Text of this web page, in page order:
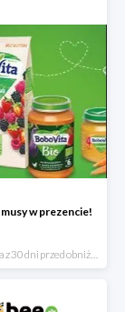
w prezencie!
*najniższa cena z 30 dni przed obniżką